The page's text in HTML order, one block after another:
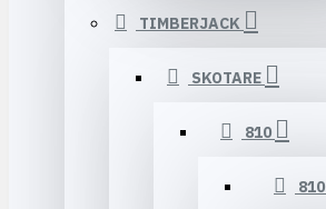
TIMBERJACK
SKOTARE
810
810